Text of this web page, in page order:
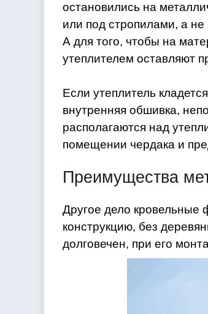
остановились на
или под стропилами, а не
А для того, чтобы на
утеплителем оставляют
Если утеплитель
внутренняя обшивка,
располагаются над
помещении чердака и
Преимущества
Другое дело кровельные
конструкцию, без
долговечен, при его